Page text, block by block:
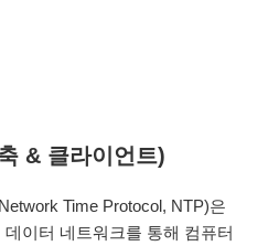
& 클라이언트)
Time Protocol, NTP)은
이터 네트워크를 통해 컴퓨터